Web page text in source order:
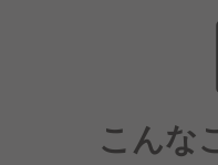
「離〜HANARE」で
おばんざいの安心感
ある“ちょうどいいご
びや調理法に配慮し
ながらも満足感を損
こんな